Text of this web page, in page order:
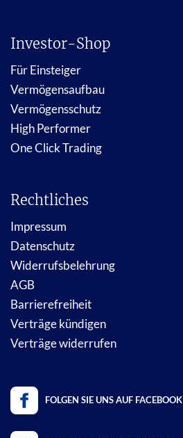
Investor-Shop
Für Einsteiger
Vermögensaufbau
Vermögensschutz
High Performer
One Click Trading
Rechtliches
Impressum
Datenschutz
Widerrufsbelehrung
AGB
Barrierefreiheit
Verträge kündigen
Verträge widerrufen
FOLGEN SIE UNS AUF FACEBOOK